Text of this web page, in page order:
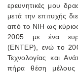
ερευνητικές μου
μετά την επιτυχής
από το NIH ως
2005 με ένα
(ΕΝΤΕΡ), ενώ το
Τεχνολογίας και
πήρα θέση